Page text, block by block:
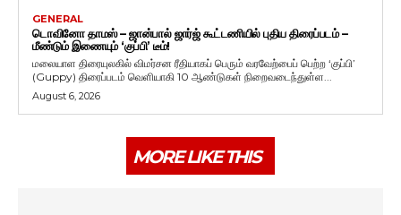
GENERAL
டொவினோ தாமஸ் – ஜான்பால் ஜார்ஜ் கூட்டணியில் புதிய திரைப்படம் –
மீண்டும் இணையும் ‘குப்பி’ டீம்!
மலையாள திரையுலகில் விமர்சன ரீதியாகப் பெரும் வரவேற்பைப் பெற்ற ‘குப்பி’
(Guppy) திரைப்படம் வெளியாகி 10 ஆண்டுகள் நிறைவடைந்துள்ள...
August 6, 2026
MORE LIKE THIS